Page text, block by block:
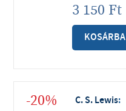
3 150 Ft
KOSÁRBA
-20% C. S. Lewis: